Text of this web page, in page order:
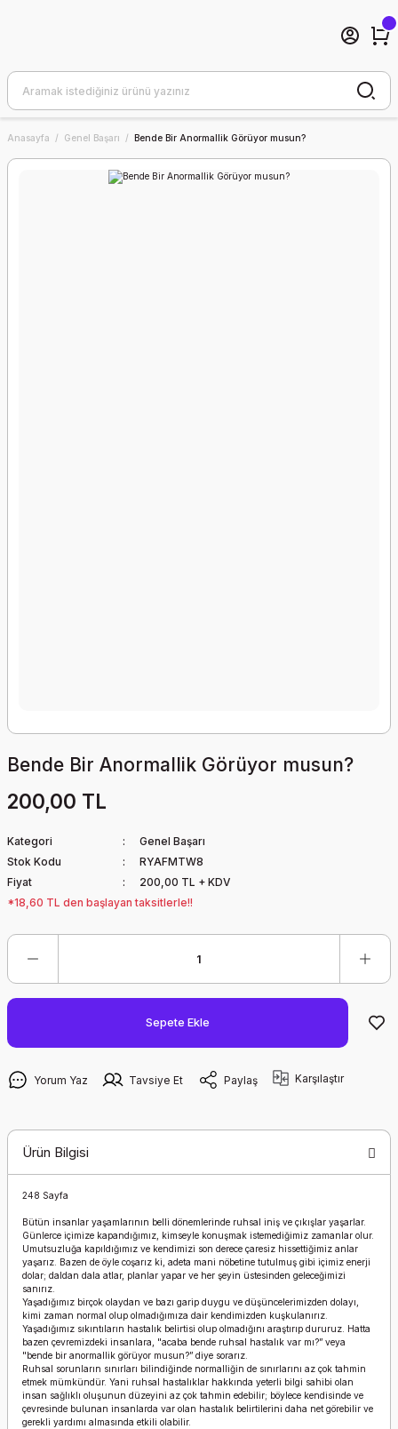
Anasayfa Genel Başarı Bende Bir Anormallik Görüyor musun?
Bende Bir Anormallik Görüyor musun?
200,00 TL
Kategori
Genel Başarı
Stok Kodu
RYAFMTW8
Fiyat
200,00 TL + KDV
*18,60 TL den başlayan taksitlerle!!
Sepete Ekle
Yorum Yaz Tavsiye Et Paylaş Karşılaştır
Ürün Bilgisi
248 Sayfa
Bütün insanlar yaşamlarının belli dönemlerinde ruhsal iniş ve çıkışlar yaşarlar.
Günlerce içimize kapandığımız, kimseyle konuşmak istemediğimiz zamanlar olur.
Umutsuzluğa kapıldığımız ve kendimizi son derece çaresiz hissettiğimiz anlar
yaşarız. Bazen de öyle coşarız ki, adeta mani nöbetine tutulmuş gibi içimiz enerji
dolar; daldan dala atlar, planlar yapar ve her şeyin üstesinden geleceğimizi
sanırız.
Yaşadığımız birçok olaydan ve bazı garip duygu ve düşüncelerimizden dolayı,
kimi zaman normal olup olmadığımıza dair kendimizden kuşkulanırız.
Yaşadığımız sıkıntıların hastalık belirtisi olup olmadığını araştırıp dururuz. Hatta
bazen çevremizdeki insanlara, "acaba bende ruhsal hastalık var mı?” veya
"bende bir anormallik görüyor musun?” diye sorarız.
Ruhsal sorunların sınırları bilindiğinde normalliğin de sınırlarını az çok tahmin
etmek mümkündür. Yani ruhsal hastalıklar hakkında yeterli bilgi sahibi olan
insan sağlıklı oluşunun düzeyini az çok tahmin edebilir; böylece kendisinde ve
çevresinde bulunan insanlarda var olan hastalık belirtilerini daha net görebilir ve
gerekli yardımı almasında etkili olabilir.